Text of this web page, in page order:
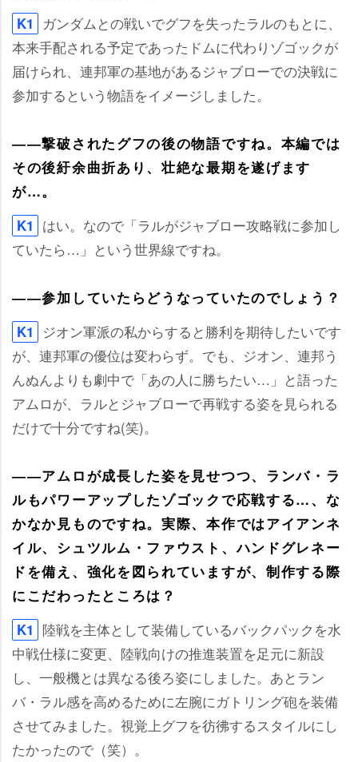
K1
ガンダムとの戦いでグフを失ったラルのもとに、
本来手配される予定であったドムに代わりゾゴックが
届けられ、連邦軍の基地があるジャブローでの決戦に
参加するという物語をイメージしました。
――撃破されたグフの後の物語ですね。本編では
その後紆余曲折あり、壮絶な最期を遂げます
が…。
K1 はい。なので「ラルがジャブロー攻略戦に参加し
ていたら…」という世界線ですね。
――参加していたらどうなっていたのでしょう？
K1
ジオン軍派の私からすると勝利を期待したいです
が、連邦軍の優位は変わらず。でも、ジオン、連邦う
んぬんよりも劇中で「あの人に勝ちたい…」と語った
アムロが、ラルとジャブローで再戦する姿を見られる
だけで十分ですね(笑)。
――アムロが成長した姿を見せつつ、ランバ・ラ
ルもパワーアップしたゾゴックで応戦する…、な
かなか見ものですね。実際、本作ではアイアンネ
イル、シュツルム・ファウスト、ハンドグレネー
ドを備え、強化を図られていますが、制作する際
にこだわったところは？
K1 陸戦を主体として装備しているバックパックを水
中戦仕様に変更、陸戦向けの推進装置を足元に新設
し、一般機とは異なる後ろ姿にしました。あとラン
バ・ラル感を高めるために左腕にガトリング砲を装備
させてみました。視覚上グフを彷彿するスタイルにし
たかったので（笑）。